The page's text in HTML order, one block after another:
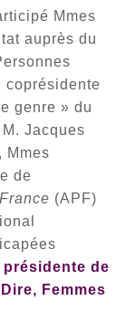
Mmes
auprès du
coprésidente
genre » du
Jacques
Mmes
de
(APF)
présidente de
Femmes